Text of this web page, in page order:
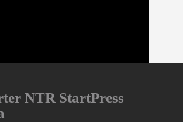
NTR StartPress